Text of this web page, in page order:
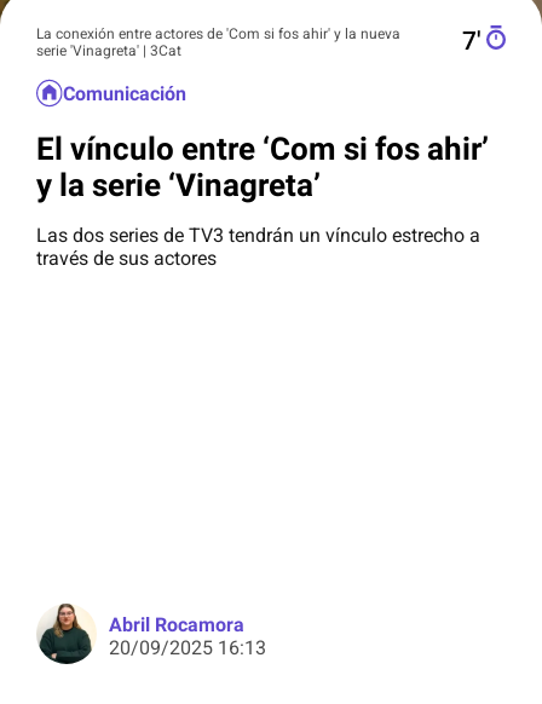
La conexión entre actores de 'Com si fos ahir' y la nueva
serie 'Vinagreta' | 3Cat
7′
Comunicación
El vínculo entre ‘Com si fos ahir’
y la serie ‘Vinagreta’
Las dos series de TV3 tendrán un vínculo estrecho a
través de sus actores
Abril Rocamora
20/09/2025 16:13